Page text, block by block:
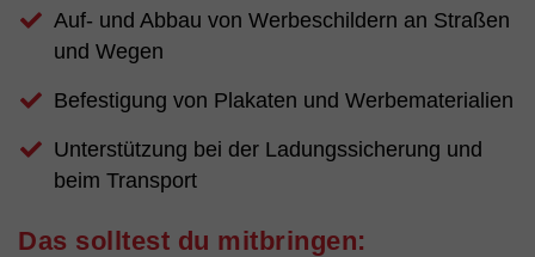
Auf- und Abbau von Werbeschildern an Straßen
und Wegen
Befestigung von Plakaten und Werbematerialien
Unterstützung bei der Ladungssicherung und
beim Transport
Das solltest du mitbringen: